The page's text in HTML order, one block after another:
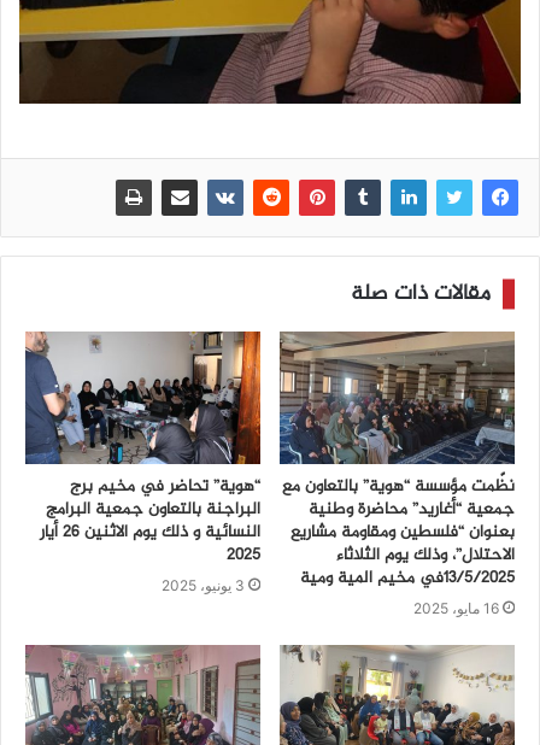
مقالات ذات صلة
نظّمت مؤسسة “هوية” بالتعاون مع
جمعية “أغاريد” محاضرة وطنية
بعنوان “فلسطين ومقاومة مشاريع
الاحتلال”، وذلك يوم الثلاثاء
13/5/2025في مخيم المية ومية
16 مايو، 2025
“هوية” تحاضر في مخيم برج
البراجنة بالتعاون جمعية البرامج
النسائية و ذلك يوم الاثنين 26 أيار
2025
3 يونيو، 2025